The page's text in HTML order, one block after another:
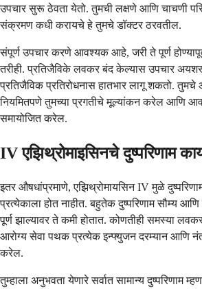
उपचार सुरू ठेवता येतो. तुमची लक्षणे आणि चाचणी
संक्रमण कधी करायचे हे तुमचे डॉक्टर ठरवतील.
संपूर्ण उपचार करणे आवश्यक आहे, जरी ते पूर्ण
तरीही. प्रतिजैविके लवकर बंद केल्यास उपचार
प्रतिजैविक प्रतिरोधनास हातभार लागू शकतो.
नियमितपणे तुमच्या प्रगतीचे मूल्यांकन करेल आणि
समायोजित करेल.
IV एझिथ्रोमाइसिनचे दुष्परिणाम
इतर औषधांप्रमाणे, एझिथ्रोमायसिन IV मुळे
प्रत्येकाला होत नाहीत. बहुतेक दुष्परिणाम सौम्य
पूर्ण झाल्यावर ते कमी होतात. कोणतीही समस्या
आरोग्य सेवा पथक प्रत्येक इन्फ्युजन दरम्यान आणि
करेल.
तुम्हाला अनुभवता येणारे सर्वात सामान्य दुष्परिणाम